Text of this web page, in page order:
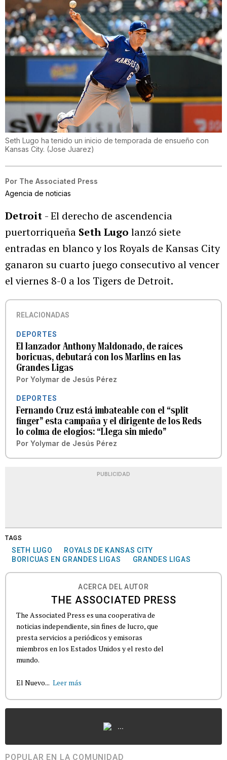
Seth Lugo ha tenido un inicio de temporada de ensueño con
Kansas City. (Jose Juarez)
Por The Associated Press
Agencia de noticias
Detroit - El derecho de ascendencia
puertorriqueña Seth Lugo lanzó siete
entradas en blanco y los Royals de Kansas City
ganaron su cuarto juego consecutivo al vencer
el viernes 8-0 a los Tigers de Detroit.
RELACIONADAS
DEPORTES
El lanzador Anthony Maldonado, de raíces
boricuas, debutará con los Marlins en las
Grandes Ligas
Por Yolymar de Jesús Pérez
DEPORTES
Fernando Cruz está imbateable con el “split
finger” esta campaña y el dirigente de los Reds
lo colma de elogios: “Llega sin miedo”
Por Yolymar de Jesús Pérez
PUBLICIDAD
TAGS
SETH LUGO
ROYALS DE KANSAS CITY
BORICUAS EN GRANDES LIGAS
GRANDES LIGAS
ACERCA DEL AUTOR
THE ASSOCIATED PRESS
The Associated Press es una cooperativa de
noticias independiente, sin fines de lucro, que
presta servicios a periódicos y emisoras
miembros en los Estados Unidos y el resto del
mundo.
El Nuevo... Leer más
...
POPULAR EN LA COMUNIDAD